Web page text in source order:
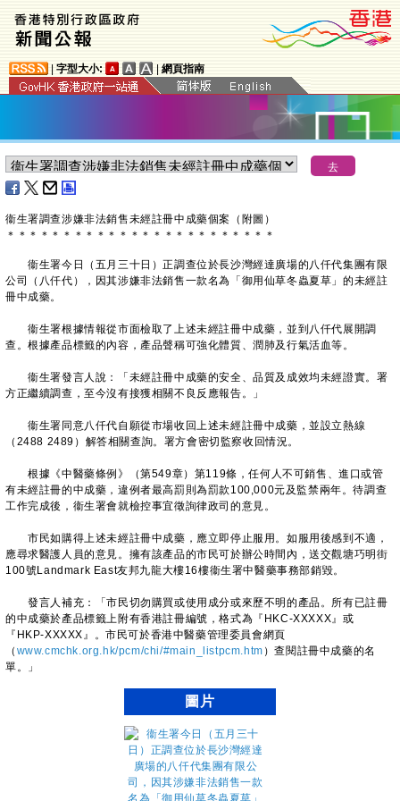
字型大小: 網頁指南
衞生署調查涉嫌非法銷售未經註冊中成藥個案（附圖）
＊ ＊ ＊ ＊ ＊ ＊ ＊ ＊ ＊ ＊ ＊ ＊ ＊ ＊ ＊ ＊ ＊ ＊ ＊ ＊ ＊ ＊ ＊ ＊
衞生署今日（五月三十日）正調查位於長沙灣經達廣場的八仟代集團有限
公司（八仟代），因其涉嫌非法銷售一款名為「御用仙草冬蟲夏草」的未經註
冊中成藥。
衞生署根據情報從市面檢取了上述未經註冊中成藥，並到八仟代展開調
查。根據產品標籤的內容，產品聲稱可強化體質、潤肺及行氣活血等。
衞生署發言人說：「未經註冊中成藥的安全、品質及成效均未經證實。署
方正繼續調查，至今沒有接獲相關不良反應報告。」
衞生署同意八仟代自願從市場收回上述未經註冊中成藥，並設立熱線
（2488 2489）解答相關查詢。署方會密切監察收回情況。
根據《中醫藥條例》（第549章）第119條，任何人不可銷售、進口或管
有未經註冊的中成藥，違例者最高罰則為罰款100,000元及監禁兩年。待調查
工作完成後，衞生署會就檢控事宜徵詢律政司的意見。
市民如購得上述未經註冊中成藥，應立即停止服用。如服用後感到不適，
應尋求醫護人員的意見。擁有該產品的市民可於辦公時間內，送交觀塘巧明街
100號Landmark East友邦九龍大樓16樓衞生署中醫藥事務部銷毀。
發言人補充：「市民切勿購買或使用成分或來歷不明的產品。所有已註冊
的中成藥於產品標籤上附有香港註冊編號，格式為『HKC-XXXXX』或
『HKP-XXXXX』。市民可於香港中醫藥管理委員會網頁
（ www.cmchk.org.hk/pcm/chi/#main_listpcm.htm ）查閱註冊中成藥的名
單。」
圖片